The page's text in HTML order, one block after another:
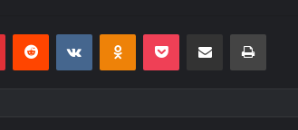
PinterestReddit VKontakteOdnoklassniki
Pocket E-Posta ile paylaş Yazdır